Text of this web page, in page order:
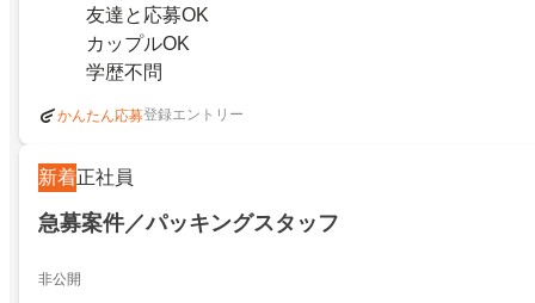
友達と応募OK
カップルOK
学歴不問
かんたん応募登録エントリー
新着正社員
急募案件／パッキングスタッフ
非公開